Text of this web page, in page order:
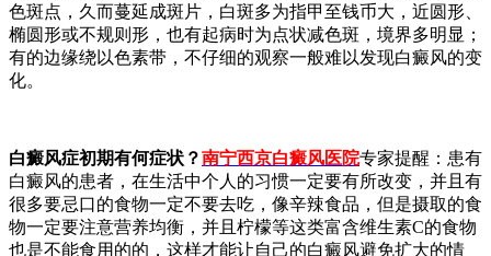
色斑点，久而蔓延成斑片，白斑多为指甲至钱币大，近圆形、
椭圆形或不规则形，也有起病时为点状减色斑，境界多明显；
有的边缘绕以色素带，不仔细的观察一般难以发现白癜风的变
化。
白癜风症初期有何症状？南宁西京白癜风医院专家提醒：患有
白癜风的患者，在生活中个人的习惯一定要有所改变，并且有
很多要忌口的食物一定不要去吃，像辛辣食品，但是摄取的食
物一定要注意营养均衡，并且柠檬等这类富含维生素C的食物
也是不能食用的的，这样才能让自己的白癜风避免扩大的情